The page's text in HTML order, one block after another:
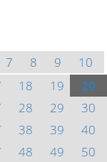
7 8 9
10
18 19
20
28 29
30
38 39
40
48 49
50